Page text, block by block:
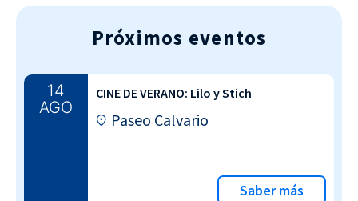
Próximos eventos
14
AGO
CINE DE VERANO: Lilo y Stich
Paseo Calvario
Saber más